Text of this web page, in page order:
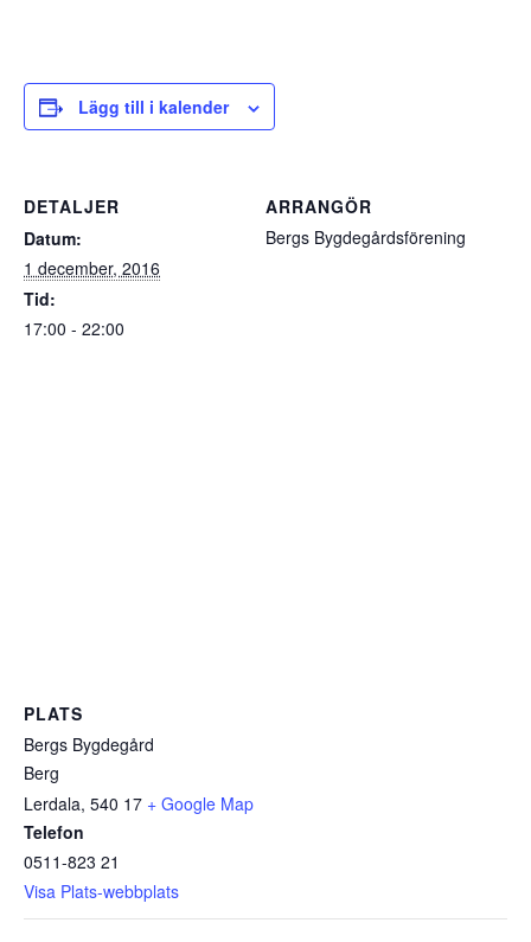
Lägg till i kalender
DETALJER
Datum:
1 december, 2016
Tid:
17:00 - 22:00
ARRANGÖR
Bergs Bygdegårdsförening
PLATS
Bergs Bygdegård
Berg
Lerdala, 540 17 + Google Map
Telefon
0511-823 21
Visa Plats-webbplats